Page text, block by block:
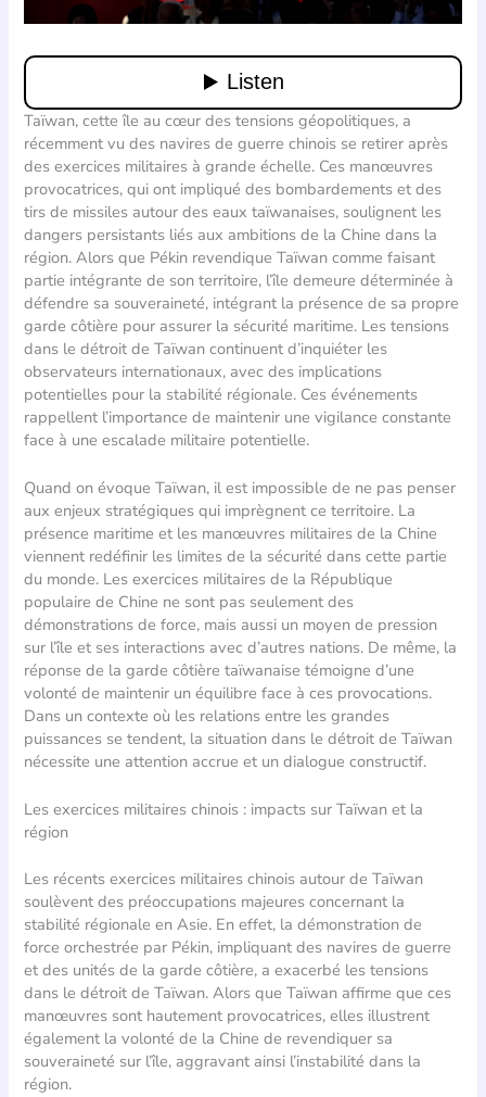
Taïwan, cette île au cœur des tensions géopolitiques, a
récemment vu des navires de guerre chinois se retirer après
des exercices militaires à grande échelle. Ces manœuvres
provocatrices, qui ont impliqué des bombardements et des
tirs de missiles autour des eaux taïwanaises, soulignent les
dangers persistants liés aux ambitions de la Chine dans la
région. Alors que Pékin revendique Taïwan comme faisant
partie intégrante de son territoire, l’île demeure déterminée à
défendre sa souveraineté, intégrant la présence de sa propre
garde côtière pour assurer la sécurité maritime. Les tensions
dans le détroit de Taïwan continuent d’inquiéter les
observateurs internationaux, avec des implications
potentielles pour la stabilité régionale. Ces événements
rappellent l’importance de maintenir une vigilance constante
face à une escalade militaire potentielle.
Quand on évoque Taïwan, il est impossible de ne pas penser
aux enjeux stratégiques qui imprègnent ce territoire. La
présence maritime et les manœuvres militaires de la Chine
viennent redéfinir les limites de la sécurité dans cette partie
du monde. Les exercices militaires de la République
populaire de Chine ne sont pas seulement des
démonstrations de force, mais aussi un moyen de pression
sur l’île et ses interactions avec d’autres nations. De même, la
réponse de la garde côtière taïwanaise témoigne d’une
volonté de maintenir un équilibre face à ces provocations.
Dans un contexte où les relations entre les grandes
puissances se tendent, la situation dans le détroit de Taïwan
nécessite une attention accrue et un dialogue constructif.
Les exercices militaires chinois : impacts sur Taïwan et la
région
Les récents exercices militaires chinois autour de Taïwan
soulèvent des préoccupations majeures concernant la
stabilité régionale en Asie. En effet, la démonstration de
force orchestrée par Pékin, impliquant des navires de guerre
et des unités de la garde côtière, a exacerbé les tensions
dans le détroit de Taïwan. Alors que Taïwan affirme que ces
manœuvres sont hautement provocatrices, elles illustrent
également la volonté de la Chine de revendiquer sa
souveraineté sur l’île, aggravant ainsi l’instabilité dans la
région.